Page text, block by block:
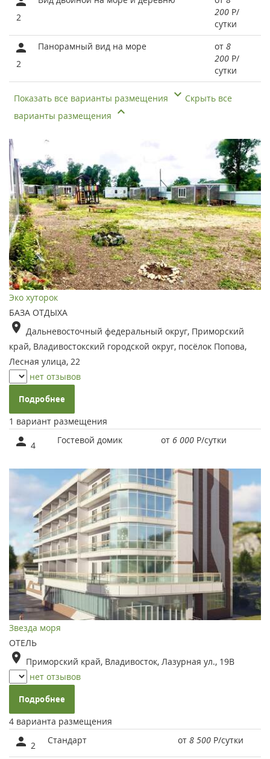
2
200 Р/
сутки
2
Панорамный вид на море от 8
200 Р/
сутки
Показать все варианты размещения
Скрыть все
варианты размещения
Эко хуторок
БАЗА ОТДЫХА
Дальневосточный федеральный округ, Приморский
край, Владивостокский городской округ, посёлок Попова,
Лесная улица, 22
нет отзывов
Подробнее
1 вариант размещения
4 Гостевой домик от 6 000 Р/сутки
Звезда моря
ОТЕЛЬ
Приморский край, Владивосток, Лазурная ул., 19В
нет отзывов
Подробнее
4 варианта размещения
2 Стандарт от 8 500 Р/сутки